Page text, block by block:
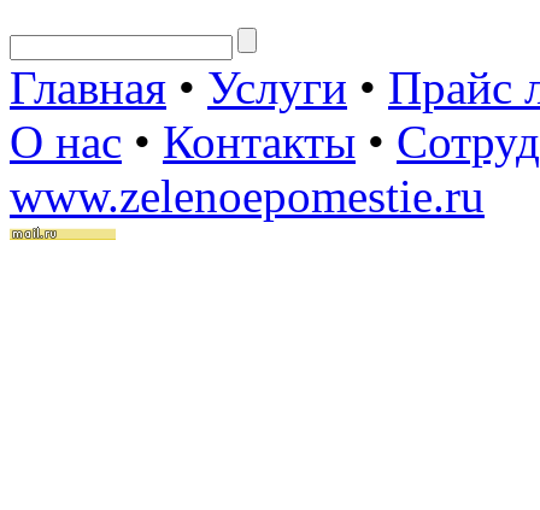
Главная • Услуги • Прайс
О нас • Контакты •
www.zelenoepomestie.ru